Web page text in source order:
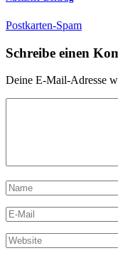
Postkarten-Spam
Schreibe einen
Deine E-Mail-Adresse